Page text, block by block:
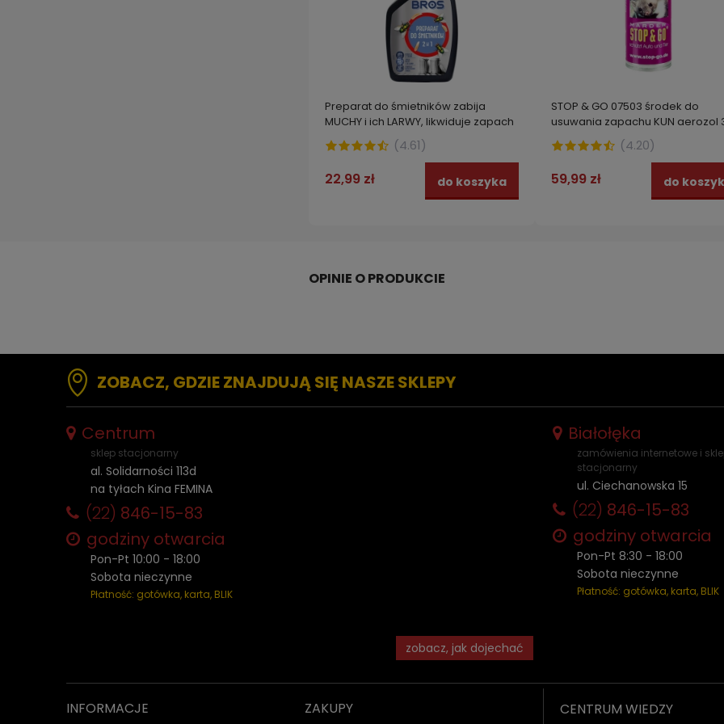
Preparat do śmietników zabija
MUCHY i ich LARWY, likwiduje zapach
BROS 500 ml
(4.61)
22,99 zł do koszyka
STOP & GO 07503 środek do
usuwania zapachu KUN aerozol
ml
(4.20)
59,99 zł do
ZOBACZ, GDZIE ZNAJDUJĄ SIĘ NASZE SKLEPY
Centrum
sklep stacjonarny
al. Solidarności 113d
na tyłach Kina FEMINA
(22) 846-15-83
godziny otwarcia
Pon-Pt 10:00 - 18:00
Sobota nieczynne
Płatność: gotówka, karta, BLIK
zobacz, jak dojechać
Białołęka
zamówienia internetowe i
stacjonarny
ul. Ciechanowska 15
(22) 846-15-83
godziny otwarcia
Pon-Pt 8:30 - 18:00
Sobota nieczynne
Płatność: gotówka, karta, BLIK
INFORMACJE ZAKUPY CENTRUM WIEDZY